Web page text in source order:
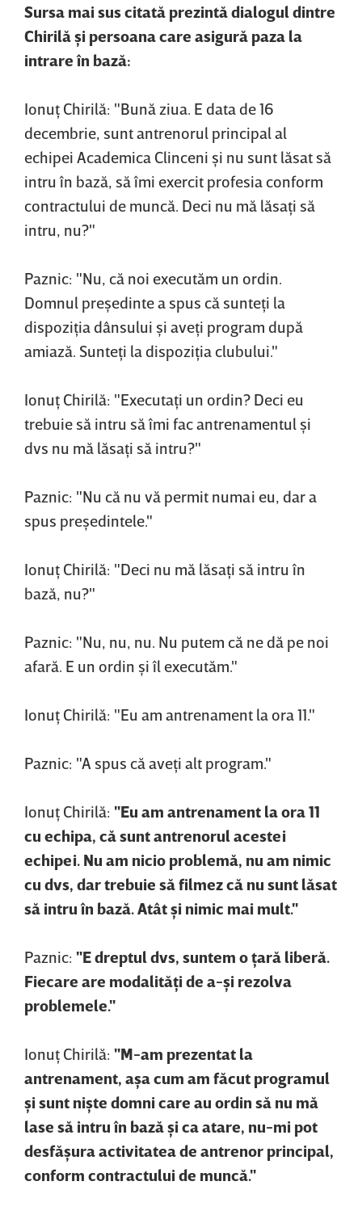
Sursa mai sus citată prezintă dialogul dintre
Chirilă şi persoana care asigură paza la
intrare în bază:
Ionuţ Chirilă: "Bună ziua. E data de 16
decembrie, sunt antrenorul principal al
echipei Academica Clinceni şi nu sunt lăsat să
intru în bază, să îmi exercit profesia conform
contractului de muncă. Deci nu mă lăsaţi să
intru, nu?"
Paznic: "Nu, că noi executăm un ordin.
Domnul preşedinte a spus că sunteţi la
dispoziţia dânsului şi aveţi program după
amiază. Sunteţi la dispoziţia clubului."
Ionuţ Chirilă: "Executaţi un ordin? Deci eu
trebuie să intru să îmi fac antrenamentul şi
dvs nu mă lăsaţi să intru?"
Paznic: "Nu că nu vă permit numai eu, dar a
spus preşedintele."
Ionuţ Chirilă: "Deci nu mă lăsaţi să intru în
bază, nu?"
Paznic: "Nu, nu, nu. Nu putem că ne dă pe noi
afară. E un ordin şi îl executăm."
Ionuţ Chirilă: "Eu am antrenament la ora 11."
Paznic: "A spus că aveţi alt program."
Ionuţ Chirilă: "Eu am antrenament la ora 11
cu echipa, că sunt antrenorul acestei
echipei. Nu am nicio problemă, nu am nimic
cu dvs, dar trebuie să filmez că nu sunt lăsat
să intru în bază. Atât şi nimic mai mult."
Paznic: "E dreptul dvs, suntem o ţară liberă.
Fiecare are modalităţi de a-şi rezolva
problemele."
Ionuţ Chirilă: "M-am prezentat la
antrenament, aşa cum am făcut programul
şi sunt nişte domni care au ordin să nu mă
lase să intru în bază şi ca atare, nu-mi pot
desfăşura activitatea de antrenor principal,
conform contractului de muncă."